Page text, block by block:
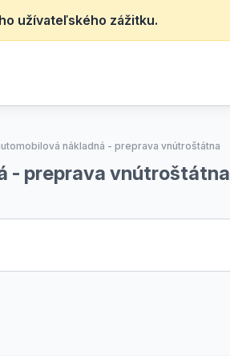
užívateľského zážitku.
nákladná - preprava vnútroštátna
- preprava vnútroštátna